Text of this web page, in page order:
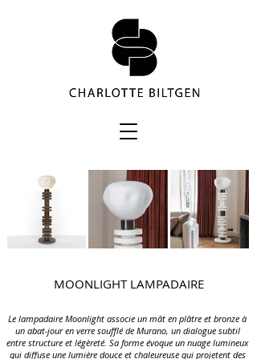
MOONLIGHT LAMPADAIRE
Le lampadaire Moonlight associe un mât en plâtre et bronze à
un abat-jour en verre soufflé de Murano, un dialogue subtil
entre structure et légèreté. Sa forme évoque un nuage lumineux
qui diffuse une lumière douce et chaleureuse qui projetent des